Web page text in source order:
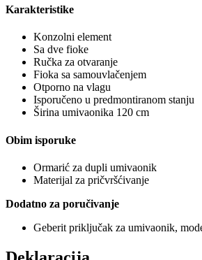
Karakteristike
Konzolni element
Sa dve fioke
Ručka za otvaranje
Fioka sa samouvlačenjem
Otporno na vlagu
Isporučeno u predmontiranom stanju
Širina umivaonika 120 cm
Obim isporuke
Ormarić za dupli umivaonik
Materijal za pričvršćivanje
Dodatno za poručivanje
Geberit priključak za umivaonik,